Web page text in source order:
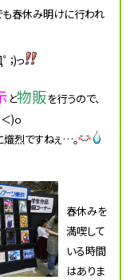
も春休み明けに行われ
；)っ
と物販を行うので、
)ｏ
烈ですねぇ…。
春休みを
満喫して
いる時間
はありま